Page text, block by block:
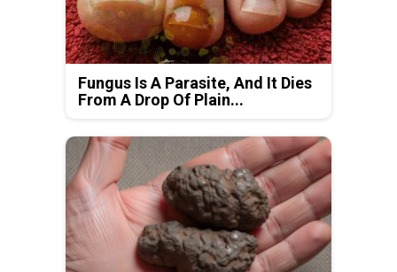
Fungus Is A Parasite, And It Dies
From A Drop Of Plain...